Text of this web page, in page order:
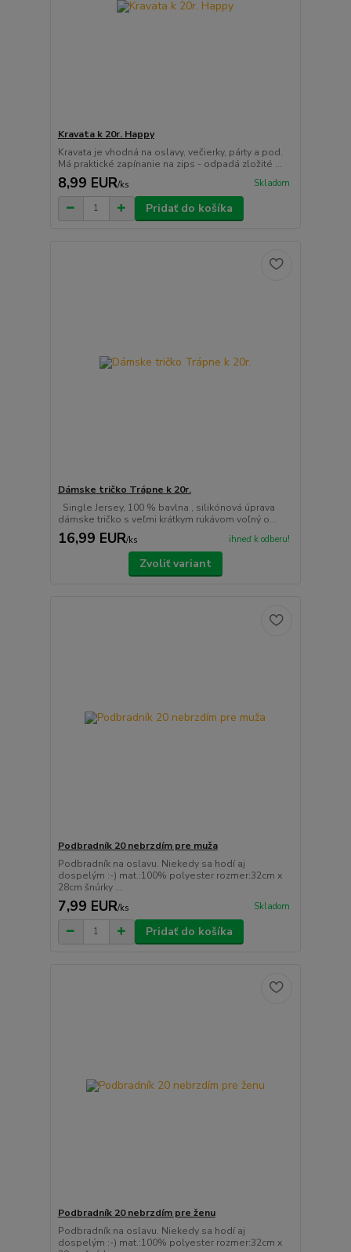
Kravata k 20r. Happy
Kravata je vhodná na oslavy, večierky, párty a pod.
Má praktické zapínanie na zips - odpadá zložité ...
8,99 EUR/ks Skladom
Pridať do košíka
Dámske tričko Trápne k 20r.
Single Jersey, 100 % bavlna , silikónová úprava
dámske tričko s veľmi krátkym rukávom voľný o...
16,99 EUR/ks ihneď k odberu!
Zvoliť variant
Podbradník 20 nebrzdím pre muža
Podbradník na oslavu. Niekedy sa hodí aj
dospelým :-) mat.:100% polyester rozmer:32cm x
28cm šnúrky ...
7,99 EUR/ks Skladom
Pridať do košíka
Podbradník 20 nebrzdím pre ženu
Podbradník na oslavu. Niekedy sa hodí aj
dospelým :-) mat.:100% polyester rozmer:32cm x